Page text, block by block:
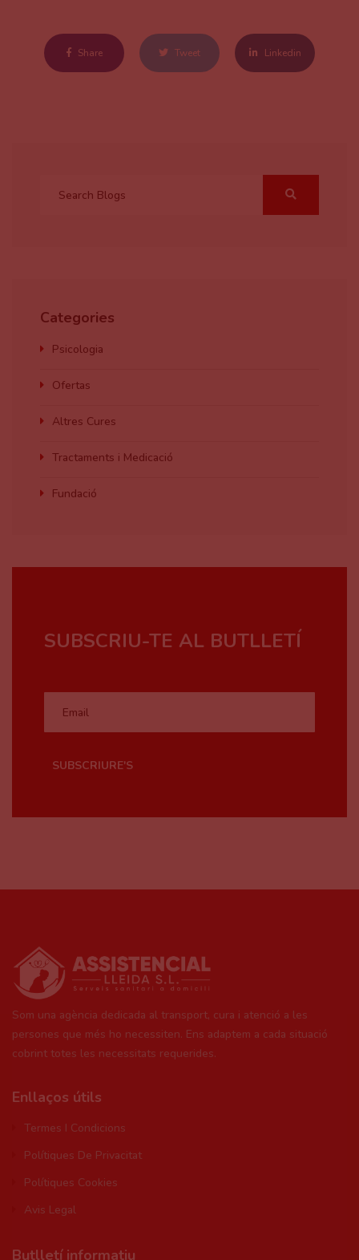
Share Tweet Linkedin
Categories
Psicologia
Ofertas
Altres Cures
Tractaments i Medicació
Fundació
SUBSCRIU-TE AL BUTLLETÍ
Som una agència dedicada al transport, cura i atenció a les
persones que més ho necessiten. Ens adaptem a cada situació
cobrint totes les necessitats requerides.
Enllaços útils
Termes I Condicions
Polítiques De Privacitat
Polítiques Cookies
Avis Legal
Butlletí informatiu